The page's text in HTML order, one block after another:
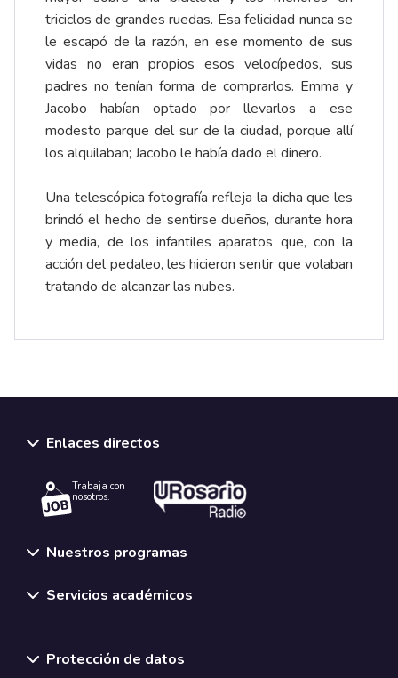
triciclos de grandes ruedas. Esa felicidad nunca se
le escapó de la razón, en ese momento de sus
vidas no eran propios esos velocípedos, sus
padres no tenían forma de comprarlos. Emma y
Jacobo habían optado por llevarlos a ese
modesto parque del sur de la ciudad, porque allí
los alquilaban; Jacobo le había dado el dinero.
Una telescópica fotografía refleja la dicha que les
brindó el hecho de sentirse dueños, durante hora
y media, de los infantiles aparatos que, con la
acción del pedaleo, les hicieron sentir que volaban
tratando de alcanzar las nubes.
Enlaces directos
Trabaja con
nosotros.
Nuestros programas
Servicios académicos
Protección de datos